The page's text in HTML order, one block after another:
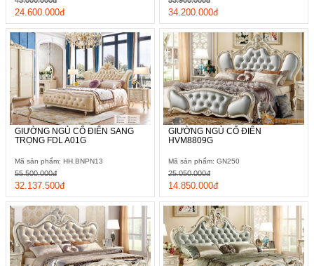
24.600.000đ 34.200.000đ
GIƯỜNG NGỦ CỔ ĐIỂN SANG
TRỌNG FDL A01G
Mã sản phẩm: HH.BNPN13
32.137.500đ
55.500.000đ
GIƯỜNG NGỦ CỔ ĐIỂN
HVM8809G
Mã sản phẩm: GN250
14.850.000đ
25.050.000đ